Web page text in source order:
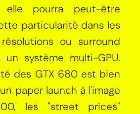
elle pourra peut-être
particularité dans les
ou surround
un système multi-GPU.
des GTX 680 est bien
paper launch à l'image
les "street prices"